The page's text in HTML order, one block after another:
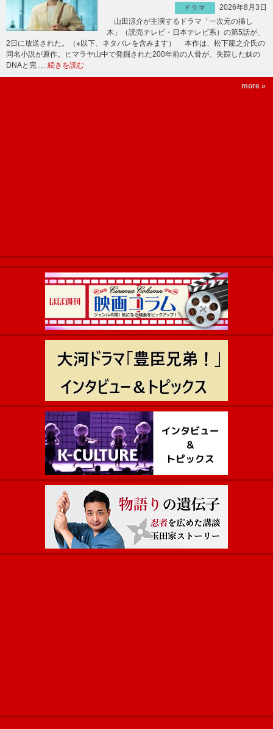
ドラマ
2026年8月3日
山田涼介が主演するドラマ「一次元の挿し
木」（読売テレビ・日本テレビ系）の第5話が、
2日に放送された。（※以下、ネタバレを含みます） 本作は、松下龍之介氏の
同名小説が原作。ヒマラヤ山中で発掘された200年前の人骨が、失踪した妹の
DNAと完 … 続きを読む
more »